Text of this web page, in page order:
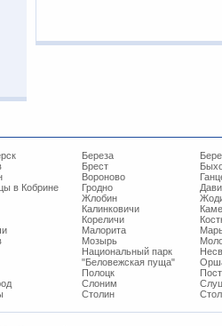
Береза
Брест
Вороново
в Кобрине Гродно
Жлобин
Калинковичи
Кореличи
Малорита
Мозырь
Национальный парк
"Беловежская пуща"
Полоцк
Слоним
Столин